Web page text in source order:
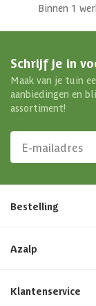
Binnen 1
Schrijf je in
Maak van je tuin
aanbiedingen en
assortiment!
Bestelling
Azalp
Klantenservice